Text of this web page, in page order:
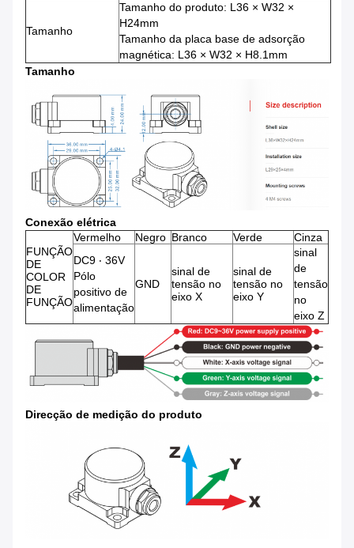
Tamanho
Tamanho do produto: L36 × W32 ×
H24mm
Tamanho da placa base de adsorção
magnética: L36 × W32 × H8.1mm
Tamanho
Conexão elétrica
FUNÇÃO
DE
COLOR
DE
FUNÇÃO
Vermelho Negro Branco Verde
Cinza
DC9 ‧ 36V
Pólo
positivo de
alimentação
GND
sinal de
tensão no
eixo X
sinal de
tensão no
eixo Y
sinal
de
tensão
no
eixo Z
Direcção de medição do produto